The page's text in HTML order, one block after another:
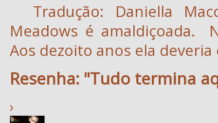
Tradução: Daniella
Meadows é amaldiçoada.
Aos dezoito anos ela deveria
Resenha: "Tudo termina
›